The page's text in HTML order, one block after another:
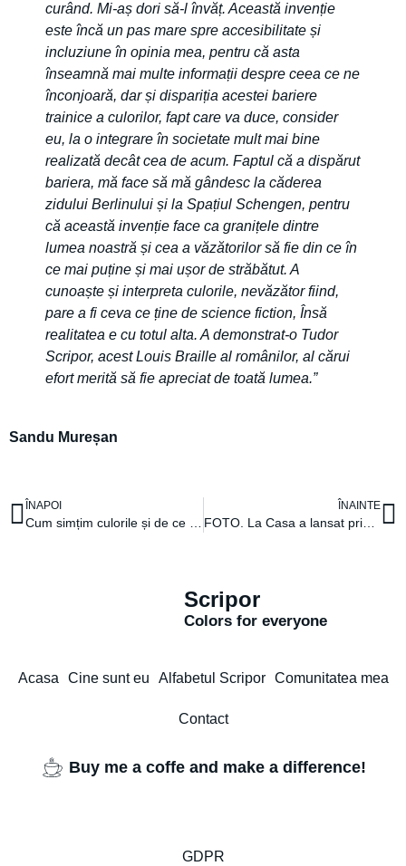
curând. Mi-aș dori să-l învăț. Această invenție
este încă un pas mare spre accesibilitate și
incluziune în opinia mea, pentru că asta
înseamnă mai multe informații despre ceea ce ne
înconjoară, dar și dispariția acestei bariere
trainice a culorilor, fapt care va duce, consider
eu, la o integrare în societate mult mai bine
realizată decât cea de acum. Faptul că a dispărut
bariera, mă face să mă gândesc la căderea
zidului Berlinului și la Spațiul Schengen, pentru
că această invenție face ca granițele dintre
lumea noastră și cea a văzătorilor să fie din ce în
ce mai puține și mai ușor de străbătut. A
cunoaște și interpreta culorile, nevăzător fiind,
pare a fi ceva ce ține de science fiction, Însă
realitatea e cu totul alta. A demonstrat-o Tudor
Scripor, acest Louis Braille al românilor, al cărui
efort merită să fie apreciat de toată lumea.”
Sandu Mureșan
ÎNAPOI
Cum simțim culorile și de ce avem nevoie de alfabetul Scripor
ÎNAINTE
FOTO. La Casa a lansat primele MENIURI pentru NEVĂZĂTORI. Clujenii INOVATIVI: „Meniurile sunt încă un pas spre normalitate”
Scripor
Colors for everyone
Acasa Cine sunt eu Alfabetul Scripor Comunitatea mea
Contact
Buy me a coffe and make a difference!
GDPR